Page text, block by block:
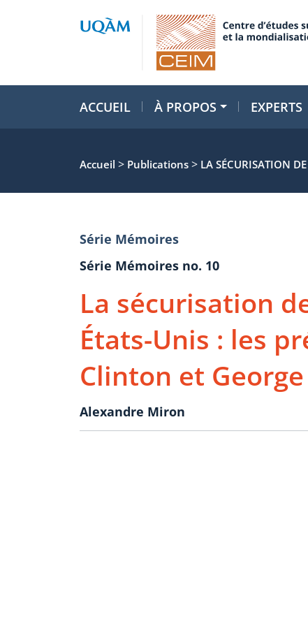
ACCUEIL À PROPOS EXPERTS
Accueil > Publications > LA SÉCURISATION
Série Mémoires
Série Mémoires no. 10
La sécurisation
États-Unis : les
Clinton et
Alexandre Miron